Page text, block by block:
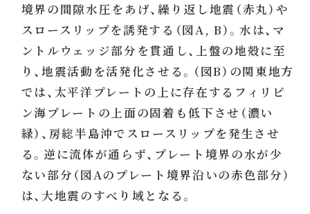
境界の間隙水圧をあげ、繰り返し地震（赤丸）や
スロースリップを誘発する（図A, B）。水は、マ
ントルウェッジ部分を貫通し、上盤の地殻に至
り、地震活動を活発化させる。（図B）の関東地方
では、太平洋プレートの上に存在するフィリピ
ン海プレートの上面の固着も低下させ（濃い
緑）、房総半島沖でスロースリップを発生させ
る。逆に流体が通らず、プレート境界の水が少
ない部分（図Aのプレート境界沿いの赤色部分）
は、大地震のすべり域となる。